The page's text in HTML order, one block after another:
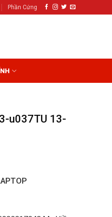
Phần Cứng
u037TU 13-